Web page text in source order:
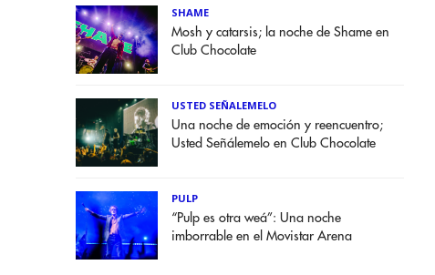
SHAME
Mosh y catarsis; la noche de Shame en
Club Chocolate
USTED SEÑALEMELO
Una noche de emoción y reencuentro;
Usted Señálemelo en Club Chocolate
PULP
“Pulp es otra weá”: Una noche
imborrable en el Movistar Arena